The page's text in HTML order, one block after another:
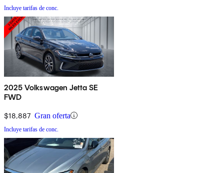
Incluye tarifas de conc.
2025 Volkswagen Jetta SE
FWD
$18,887 Gran oferta
Incluye tarifas de conc.